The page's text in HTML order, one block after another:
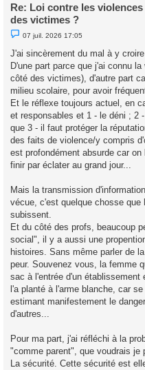
Re: Loi contre les
des victimes ?
M
e
s
s
a
e
n
o
n
l
07 juil. 2026 17:05
J'ai sincèrement du mal à y
D'une part parce que j'ai connu
côté des victimes), d'autre part
milieu scolaire, pour avoir
Et le réflexe toujours actuel, en
et responsables et 1 - le déni ; 2
que 3 - il faut protéger la
des faits de violence/y compris
est profondément absurde car
finir par éclater au grand jour...
Mais la transmission
vécue, c'est quelque chosse
subissent.
Et du côté des profs, beaucoup
social", il y a aussi une
histoires. Sans même parler de
peur. Souvenez vous, la femme
sac à l'entrée d'un
l'a planté à l'arme blanche, car
estimant manifestement le
d'autres...
Pour ma part, j'ai réfléchi à la
"comme parent", que voudrais je
La sécurité. Cette sécurité est